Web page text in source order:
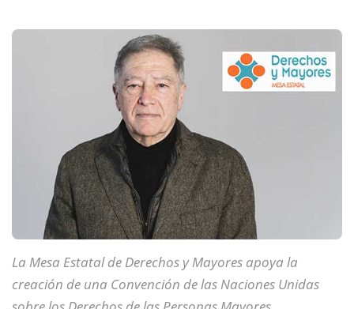
La Mesa Estatal de Derechos y Mayores apoya la
creación de una Convención de las Naciones Unidas